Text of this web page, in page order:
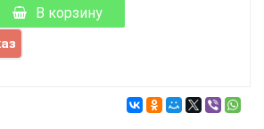
В корзину